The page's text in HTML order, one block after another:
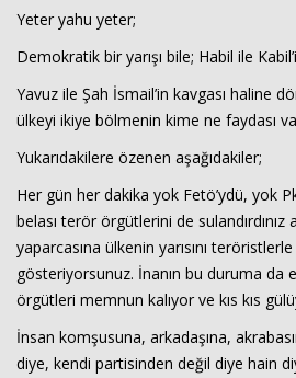
Yeter yahu yeter;
Demokratik bir yarışı bile; Habil ile
Yavuz ile Şah İsmail’in kavgası haline
ülkeyi ikiye bölmenin kime ne faydası
Yukarıdakilere özenen aşağıdakiler;
Her gün her dakika yok Fetö’ydü, yok
belası terör örgütlerini de sulandırdınız
yaparcasına ülkenin yarısını
gösteriyorsunuz. İnanın bu duruma da
örgütleri memnun kalıyor ve kıs kıs
İnsan komşusuna, arkadaşına,
diye, kendi partisinden değil diye hain